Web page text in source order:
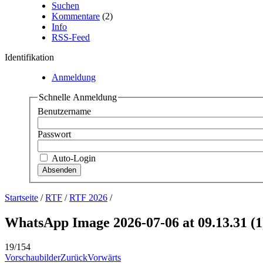
Suchen
Kommentare (2)
Info
RSS-Feed
Identifikation
Anmeldung
Schnelle Anmeldung
Benutzername
Passwort
Auto-Login
Startseite /RTF /RTF 2026 /
WhatsApp Image 2026-07-06 at 09.13.31
19/154
VorschaubilderZurückVorwärts